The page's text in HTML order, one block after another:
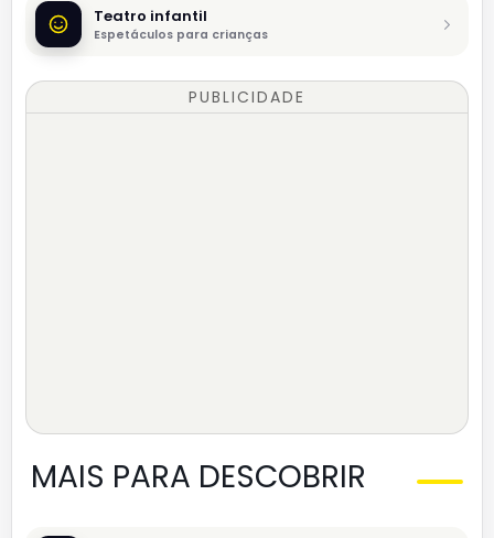
Teatro infantil
Espetáculos para crianças
PUBLICIDADE
MAIS PARA DESCOBRIR